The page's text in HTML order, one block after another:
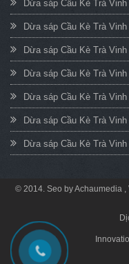
Dừa sáp Cầu Kè Trà
Dừa sáp Cầu Kè Trà
Dừa sáp Cầu Kè Trà
Dừa sáp Cầu Kè Trà
Dừa sáp Cầu Kè Trà
Dừa sáp Cầu Kè Trà
Dừa sáp Cầu Kè Trà
© 2014. Seo byAchaumedia ,